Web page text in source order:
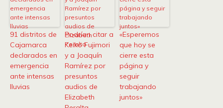
91 distritos de
Cajamarca
declarados en
emergencia
ante intensas
lluvias
Podrían citar a
Keiko Fujimori
y a Joaquín
Ramírez por
presuntos
audios de
Elizabeth
«Esperemos
que hoy se
cierre esta
página y
seguir
trabajando
juntos»